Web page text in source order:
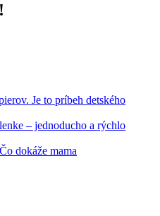
Je to príbeh detského
– jednoducho a rýchlo
dokáže mama